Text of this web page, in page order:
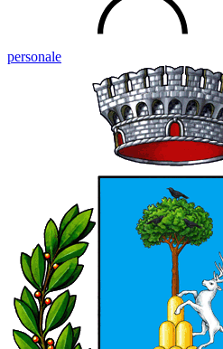
personale